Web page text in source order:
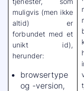
muligvis (men ikke
altid) er
forbundet med et
unikt id),
herunder:
browsertype
og -version,